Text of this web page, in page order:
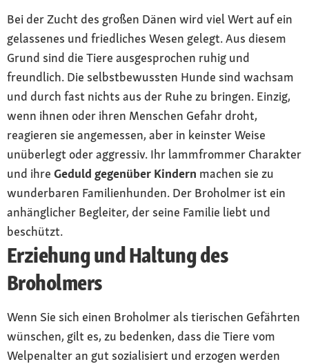
Bei der Zucht des großen Dänen wird viel Wert auf ein
gelassenes und friedliches Wesen gelegt. Aus diesem
Grund sind die Tiere ausgesprochen ruhig und
freundlich. Die selbstbewussten Hunde sind wachsam
und durch fast nichts aus der Ruhe zu bringen. Einzig,
wenn ihnen oder ihren Menschen Gefahr droht,
reagieren sie angemessen, aber in keinster Weise
unüberlegt oder aggressiv. Ihr lammfrommer Charakter
und ihre Geduld gegenüber Kindern machen sie zu
wunderbaren Familienhunden. Der Broholmer ist ein
anhänglicher Begleiter, der seine Familie liebt und
beschützt.
Erziehung und Haltung des
Broholmers
Wenn Sie sich einen Broholmer als tierischen Gefährten
wünschen, gilt es, zu bedenken, dass die Tiere vom
Welpenalter an gut sozialisiert und erzogen werden